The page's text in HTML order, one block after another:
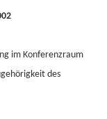
im Konferenzraum
des